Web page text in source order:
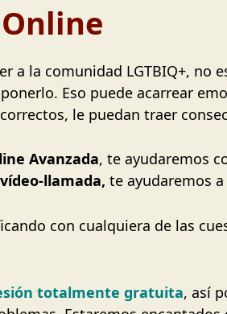
a la comunidad LGTBIQ+, no
Eso puede acarrear
le puedan traer
Avanzada, te ayudaremos
llamada, te ayudaremos
con cualquiera de las
totalmente gratuita, así